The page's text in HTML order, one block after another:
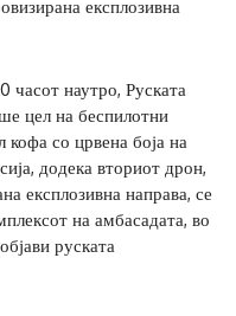
експлозивна
часот наутро, Руската
цел на беспилотни
кофа со црвена боја на
додека вториот дрон,
експлозивна направа, се
на амбасадата, во
руската